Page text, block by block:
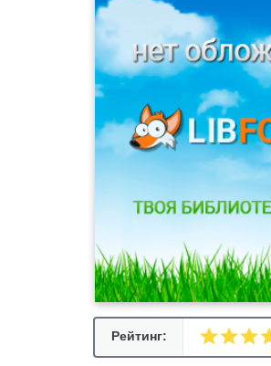
Рейтинг: